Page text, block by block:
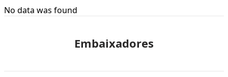
No data was found
Embaixadores